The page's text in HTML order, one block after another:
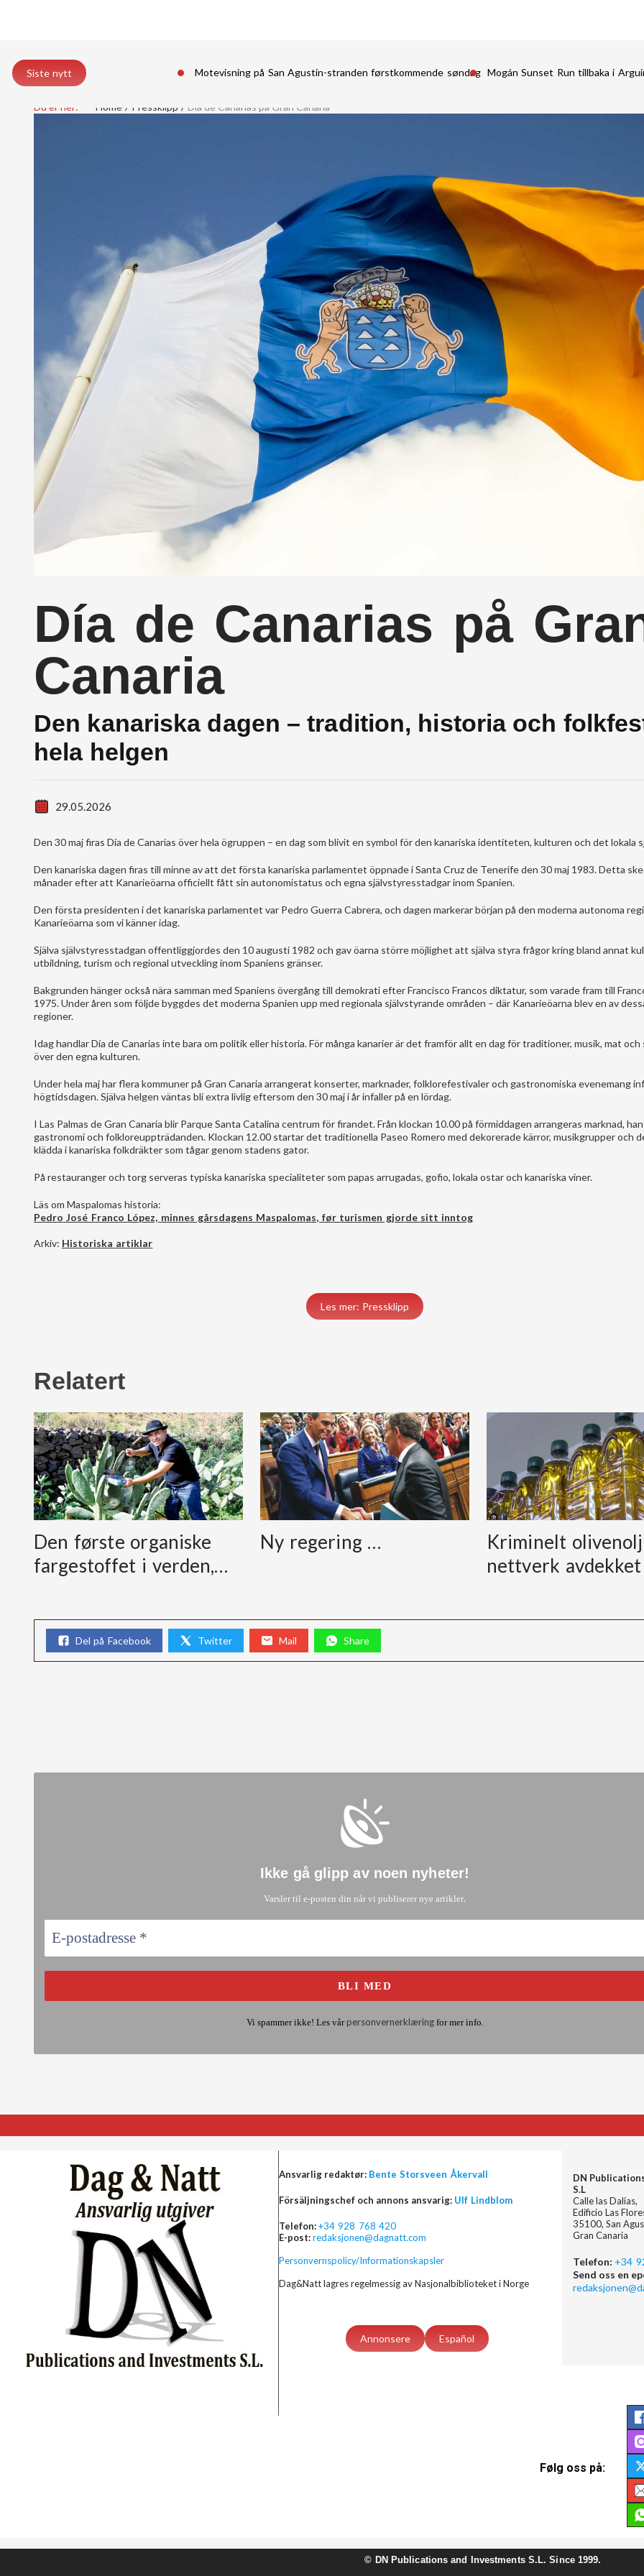
Siste nytt Motevisning på San Agustin-stranden førstkommende søndag Mogán Sunset Run tillbaka i
Du er her: Home Pressklipp Día de Canarias på Gran Canaria
Día de Canarias på
Canaria
Den kanariska dagen – tradition, historia och
hela helgen
29.05.2026
Den 30 maj firas Día de Canarias över hela ögruppen – en dag som blivit en symbol för den kanariska identiteten, kulturen och det lokala
Den kanariska dagen firas till minne av att det första kanariska parlamentet öppnade i Santa Cruz de Tenerife den 30 maj 1983. Detta
månader efter att Kanarieöarna officiellt fått sin autonomistatus och egna självstyresstadgar inom Spanien.
Den första presidenten i det kanariska parlamentet var Pedro Guerra Cabrera, och dagen markerar början på den moderna autonoma
Kanarieöarna som vi känner idag.
Själva självstyresstadgan offentliggjordes den 10 augusti 1982 och gav öarna större möjlighet att själva styra frågor kring bland annat
utbildning, turism och regional utveckling inom Spaniens gränser.
Bakgrunden hänger också nära samman med Spaniens övergång till demokrati efter Francisco Francos diktatur, som varade fram till
1975. Under åren som följde byggdes det moderna Spanien upp med regionala självstyrande områden – där Kanarieöarna blev en av
regioner.
Idag handlar Día de Canarias inte bara om politik eller historia. För många kanarier är det framför allt en dag för traditioner, musik, mat
över den egna kulturen.
Under hela maj har flera kommuner på Gran Canaria arrangerat konserter, marknader, folklorefestivaler och gastronomiska evenemang
högtidsdagen. Själva helgen väntas bli extra livlig eftersom den 30 maj i år infaller på en lördag.
I Las Palmas de Gran Canaria blir Parque Santa Catalina centrum för firandet. Från klockan 10.00 på förmiddagen arrangeras marknad,
gastronomi och folkloreuppträdanden. Klockan 12.00 startar det traditionella Paseo Romero med dekorerade kärror, musikgrupper och
klädda i kanariska folkdräkter som tågar genom stadens gator.
På restauranger och torg serveras typiska kanariska specialiteter som papas arrugadas, gofio, lokala ostar och kanariska viner.
Läs om Maspalomas historia:
Pedro José Franco López, minnes gårsdagens Maspalomas, før turismen gjorde sitt inntog
Arkiv: Historiska artiklar
Les mer: Pressklipp
Relatert
Den første organiske
fargestoffet i verden,…
Ny regering …
Kriminelt
nettverk avdekket
Del på Facebook Twitter Mail Share
Ikke gå glipp av noen nyheter!
Varsler til e-posten din når vi publiserer nye artikler.
Vi spammer ikke! Les vår personvernerklæringfor mer info.
Ansvarlig redaktør: Bente Storsveen Åkervall
Försäljningschef och annons ansvarig: Ulf Lindblom
Telefon:+34 928 768 420
E-post:redaksjonen@dagnatt.com
Personvernspolicy/Informationskapsler
Dag&Natt lagres regelmessig av Nasjonalbiblioteket i Norge
Annonsere Español
DN
S.L
Calle las Dalias,
Edificio Las
35100, San
Gran Canaria
Telefon: +34
Send oss en
Følg oss på:
© DN Publications and Investments S.L. Since 1999.